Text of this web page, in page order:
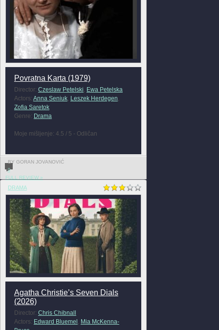
Povratna Karta (1979)
Director: Czeslaw Petelski, Ewa Petelska
Actors: Anna Seniuk, Leszek Herdegen,
Zofia Saretok
Genre: Drama
Moje mišljenje: 4.5 / 5 - Odličan
BY GORAN JOVANOVIĆ
0
FULL REVIEW »
DRAMA
Agatha Christie’s Seven Dials
(2026)
Director: Chris Chibnall
Actors: Edward Bluemel , Mia McKenna-